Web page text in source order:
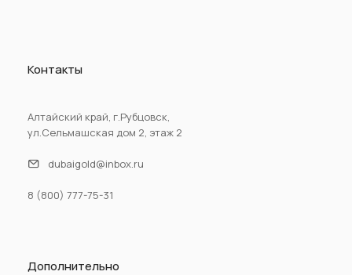
Контакты
Алтайский край, г.Рубцовск,
ул.Сельмашская дом 2, этаж 2
dubaigold@inbox.ru
8 (800) 777-75-31
Дополнительно